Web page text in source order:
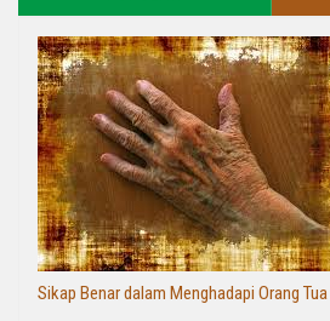
Sikap Benar dalam Menghadapi Orang